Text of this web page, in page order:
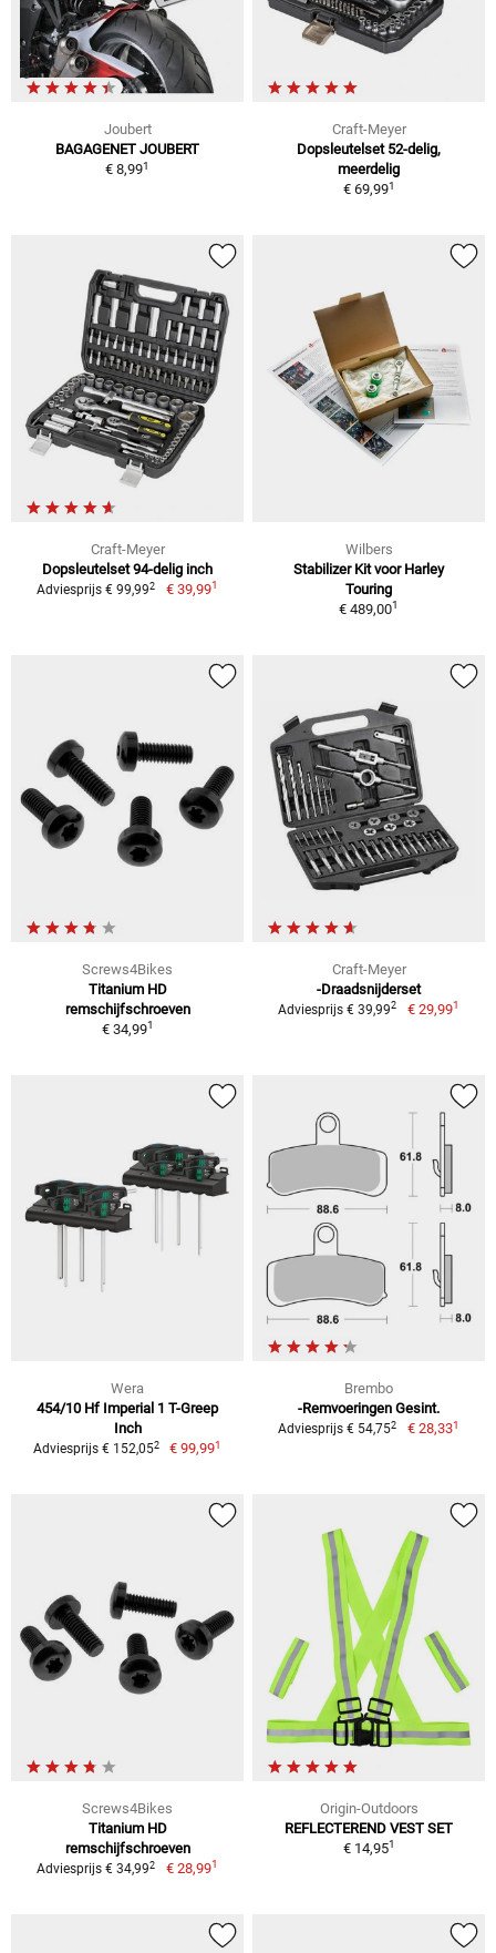
Joubert
BAGAGENET JOUBERT
€ 8,991
Craft-Meyer
Dopsleutelset 52-delig,
meerdelig
€ 69,991
Craft-Meyer
Dopsleutelset 94-delig inch
Adviesprijs € 99,992 € 39,991
Wilbers
Stabilizer Kit voor Harley
Touring
€ 489,001
Screws4Bikes
Titanium HD
remschijfschroeven
€ 34,991
Craft-Meyer
-Draadsnijderset
Adviesprijs € 39,992 € 29,991
Wera
454/10 Hf Imperial 1 T-Greep
Inch
Adviesprijs € 152,052 € 99,991
Brembo
-Remvoeringen Gesint.
Adviesprijs € 54,752 € 28,331
Screws4Bikes
Titanium HD
remschijfschroeven
Adviesprijs € 34,992 € 28,991
Origin-Outdoors
REFLECTEREND VEST SET
€ 14,951